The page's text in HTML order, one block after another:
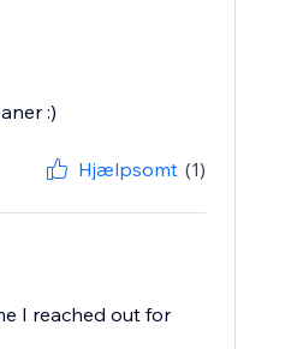
:)
Hjælpsomt (1)
I reached out for